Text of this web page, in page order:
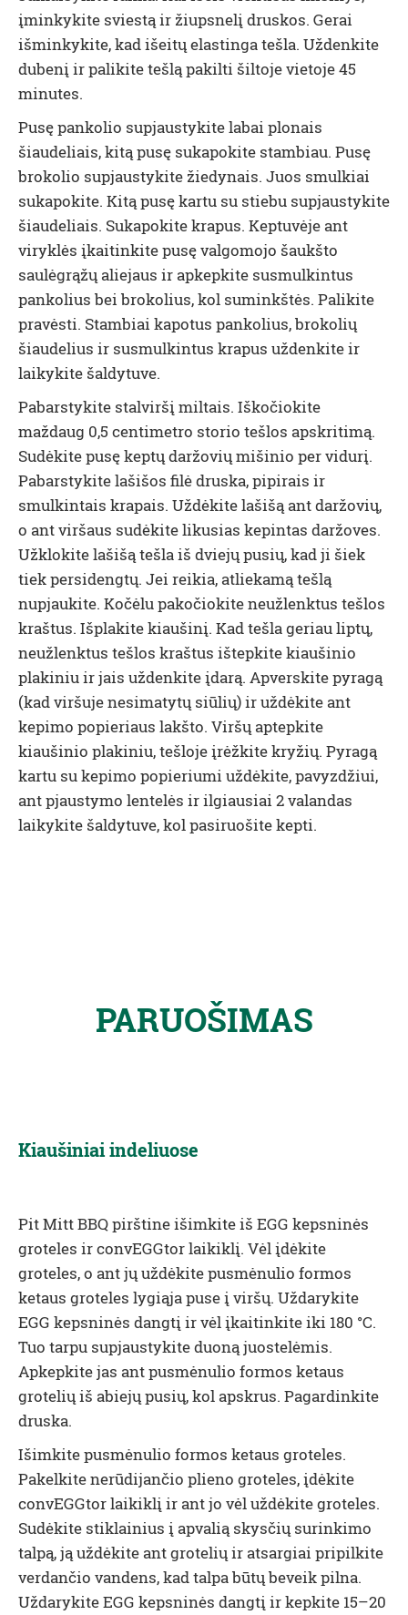
įminkykite sviestą ir žiupsnelį druskos. Gerai
išminkykite, kad išeitų elastinga tešla. Uždenkite
dubenį ir palikite tešlą pakilti šiltoje vietoje 45
minutes.
Pusę pankolio supjaustykite labai plonais
šiaudeliais, kitą pusę sukapokite stambiau. Pusę
brokolio supjaustykite žiedynais. Juos smulkiai
sukapokite. Kitą pusę kartu su stiebu supjaustykite
šiaudeliais. Sukapokite krapus. Keptuvėje ant
viryklės įkaitinkite pusę valgomojo šaukšto
saulėgrąžų aliejaus ir apkepkite susmulkintus
pankolius bei brokolius, kol suminkštės. Palikite
pravėsti. Stambiai kapotus pankolius, brokolių
šiaudelius ir susmulkintus krapus uždenkite ir
laikykite šaldytuve.
Pabarstykite stalviršį miltais. Iškočiokite
maždaug 0,5 centimetro storio tešlos apskritimą.
Sudėkite pusę keptų daržovių mišinio per vidurį.
Pabarstykite lašišos filė druska, pipirais ir
smulkintais krapais. Uždėkite lašišą ant daržovių,
o ant viršaus sudėkite likusias kepintas daržoves.
Užklokite lašišą tešla iš dviejų pusių, kad ji šiek
tiek persidengtų. Jei reikia, atliekamą tešlą
nupjaukite. Kočėlu pakočiokite neužlenktus tešlos
kraštus. Išplakite kiaušinį. Kad tešla geriau liptų,
neužlenktus tešlos kraštus ištepkite kiaušinio
plakiniu ir jais uždenkite įdarą. Apverskite pyragą
(kad viršuje nesimatytų siūlių) ir uždėkite ant
kepimo popieriaus lakšto. Viršų aptepkite
kiaušinio plakiniu, tešloje įrėžkite kryžių. Pyragą
kartu su kepimo popieriumi uždėkite, pavyzdžiui,
ant pjaustymo lentelės ir ilgiausiai 2 valandas
laikykite šaldytuve, kol pasiruošite kepti.
PARUOŠIMAS
Kiaušiniai indeliuose
Pit Mitt BBQpirštine išimkite iš EGG kepsninės
groteles irconvEGGtorlaikiklį. Vėl įdėkite
groteles, o ant jų uždėkite pusmėnulio formos
ketaus groteles lygiąja puse į viršų. Uždarykite
EGG kepsninės dangtį ir vėl įkaitinkite iki 180 °C.
Tuo tarpu supjaustykite duoną juostelėmis.
Apkepkite jas ant pusmėnulio formos ketaus
grotelių iš abiejų pusių, kol apskrus. Pagardinkite
druska.
Išimkite pusmėnulio formos ketaus groteles.
Pakelkite nerūdijančio plieno groteles, įdėkite
convEGGtorlaikiklį ir ant jo vėl uždėkite groteles.
Sudėkite stiklainius į apvalią skysčių surinkimo
talpą, ją uždėkite ant grotelių ir atsargiai pripilkite
verdančio vandens, kad talpa būtų beveik pilna.
Uždarykite EGG kepsninės dangtį ir kepkite 15–20